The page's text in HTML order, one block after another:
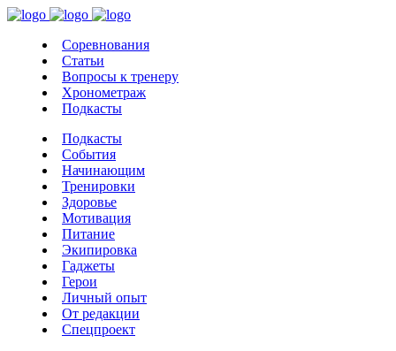
Соревнования
Статьи
Вопросы к тренеру
Хронометраж
Подкасты
Подкасты
События
Начинающим
Тренировки
Здоровье
Мотивация
Питание
Экипировка
Гаджеты
Герои
Личный опыт
От редакции
Спецпроект